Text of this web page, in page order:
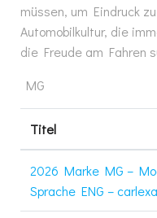
müssen, um Eindruck
Automobilkultur, die
die Freude am Fahren
MG
Titel
2026 Marke MG –
Sprache ENG –